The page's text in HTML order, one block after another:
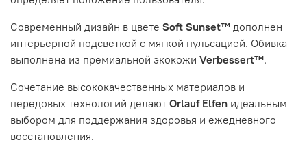
Современный дизайн в цвете Soft Sunset™ дополнен
интерьерной подсветкой с мягкой пульсацией. Обивка
выполнена из премиальной экокожи Verbessert™.
Сочетание высококачественных материалов и
передовых технологий делают Orlauf Elfen идеальным
выбором для поддержания здоровья и ежедневного
восстановления.